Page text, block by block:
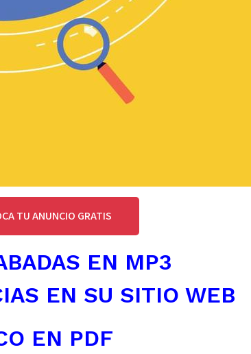
TU ANUNCIO GRATIS
EN MP3
EN SU SITIO WEB
EN PDF